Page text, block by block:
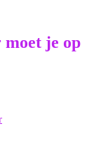
moet je op